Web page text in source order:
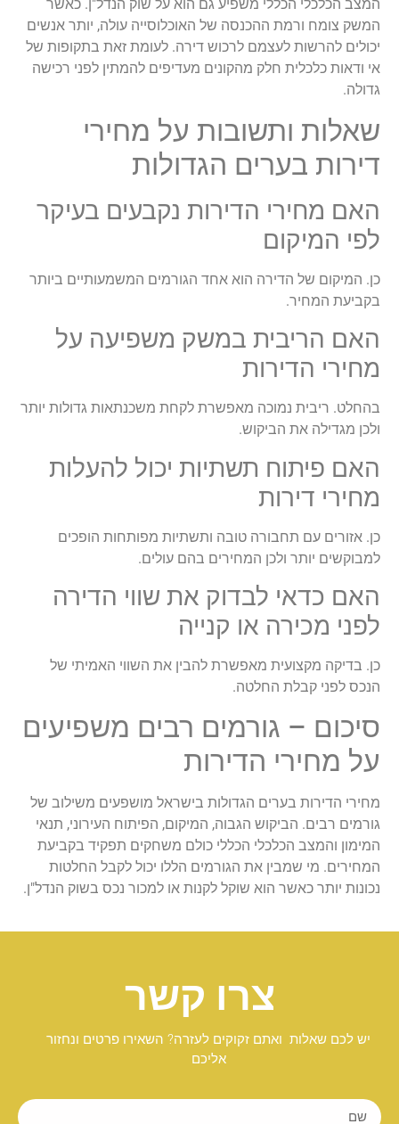
המצב הכלכלי הכללי משפיע גם הוא על שוק הנדל"ן. כאשר
המשק צומח ורמת ההכנסה של האוכלוסייה עולה, יותר אנשים
יכולים להרשות לעצמם לרכוש דירה. לעומת זאת בתקופות של
אי ודאות כלכלית חלק מהקונים מעדיפים להמתין לפני רכישה
גדולה.
שאלות ותשובות על מחירי
דירות בערים הגדולות
האם מחירי הדירות נקבעים בעיקר
לפי המיקום
כן. המיקום של הדירה הוא אחד הגורמים המשמעותיים ביותר
בקביעת המחיר.
האם הריבית במשק משפיעה על
מחירי הדירות
בהחלט. ריבית נמוכה מאפשרת לקחת משכנתאות גדולות יותר
ולכן מגדילה את הביקוש.
האם פיתוח תשתיות יכול להעלות
מחירי דירות
כן. אזורים עם תחבורה טובה ותשתיות מפותחות הופכים
למבוקשים יותר ולכן המחירים בהם עולים.
האם כדאי לבדוק את שווי הדירה
לפני מכירה או קנייה
כן. בדיקה מקצועית מאפשרת להבין את השווי האמיתי של
הנכס לפני קבלת החלטה.
סיכום – גורמים רבים משפיעים
על מחירי הדירות
מחירי הדירות בערים הגדולות בישראל מושפעים משילוב של
גורמים רבים. הביקוש הגבוה, המיקום, הפיתוח העירוני, תנאי
המימון והמצב הכלכלי הכללי כולם משחקים תפקיד בקביעת
המחירים. מי שמבין את הגורמים הללו יכול לקבל החלטות
נכונות יותר כאשר הוא שוקל לקנות או למכור נכס בשוק הנדל"ן.
צרו קשר
יש לכם שאלות ואתם זקוקים לעזרה? השאירו פרטים ונחזור
אליכם